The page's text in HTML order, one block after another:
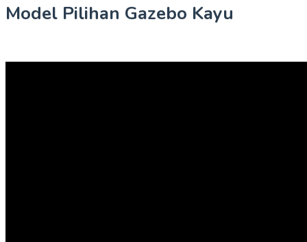
Model Pilihan Gazebo Kayu